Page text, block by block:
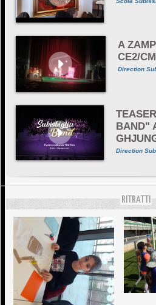
A
CE2/
Direction
BAND"
Direction
RITRATTI